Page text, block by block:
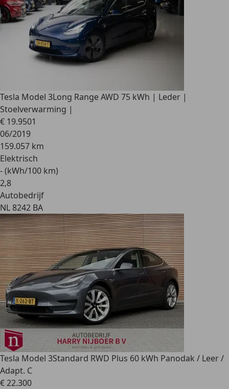
Tesla Model 3Long Range AWD 75 kWh | Leder |
Stoelverwarming |
€ 19.9501
06/2019
159.057 km
Elektrisch
- (kWh/100 km)
2,8
Autobedrijf
NL 8242 BA
Tesla Model 3Standard RWD Plus 60 kWh Panodak / Leer /
Adapt. C
€ 22.300